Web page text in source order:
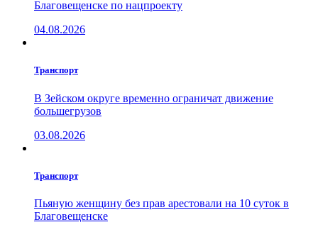
Благовещенске по нацпроекту
04.08.2026
Транспорт
В Зейском округе временно ограничат движение
большегрузов
03.08.2026
Транспорт
Пьяную женщину без прав арестовали на 10 суток в
Благовещенске